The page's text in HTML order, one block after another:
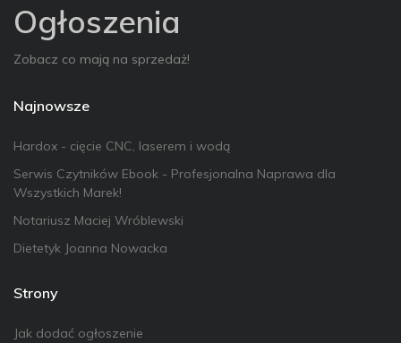
Ogłoszenia
Zobacz co mają na sprzedaż!
Najnowsze
Hardox - cięcie CNC, laserem i wodą
Serwis Czytników Ebook - Profesjonalna Naprawa dla
Wszystkich Marek!
Notariusz Maciej Wróblewski
Dietetyk Joanna Nowacka
Strony
Jak dodać ogłoszenie